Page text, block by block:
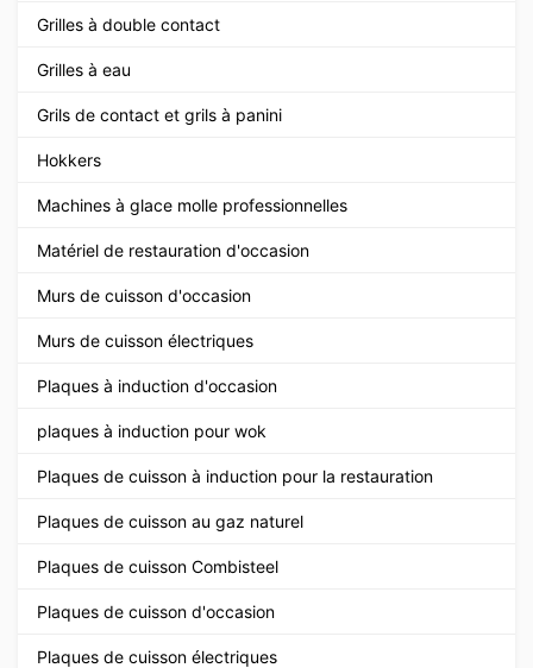
Grilles à double contact
Grilles à eau
Grils de contact et grils à panini
Hokkers
Machines à glace molle professionnelles
Matériel de restauration d'occasion
Murs de cuisson d'occasion
Murs de cuisson électriques
Plaques à induction d'occasion
plaques à induction pour wok
Plaques de cuisson à induction pour la restauration
Plaques de cuisson au gaz naturel
Plaques de cuisson Combisteel
Plaques de cuisson d'occasion
Plaques de cuisson électriques